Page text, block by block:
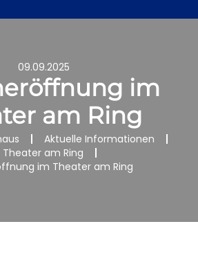
09.09.2025
im
am Ring
Aktuelle Informationen
Theater am Ring
im Theater am Ring